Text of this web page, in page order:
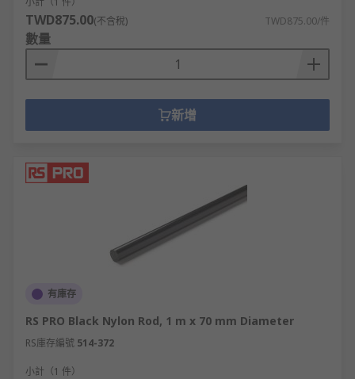
TWD875.00(不含稅) TWD875.00/件
數量
新增
有庫存
RS PRO Black Nylon Rod, 1 m x 70 mm Diameter
RS庫存編號 514-372
小計（1 件）